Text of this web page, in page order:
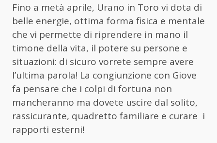
Fino a metà aprile, Urano in Toro vi dota di
belle energie, ottima forma fisica e mentale
che vi permette di riprendere in mano il
timone della vita, il potere su persone e
situazioni: di sicuro vorrete sempre avere
l’ultima parola! La congiunzione con Giove
fa pensare che i colpi di fortuna non
mancheranno ma dovete uscire dal solito,
rassicurante, quadretto familiare e curare i
rapporti esterni!